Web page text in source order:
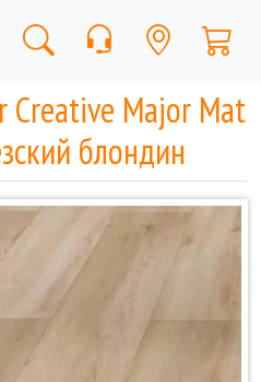
Creative Major Mat
блондин